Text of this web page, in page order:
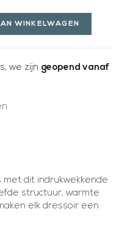
WINKELWAGEN
we zijn geopend vanaf
met dit indrukwekkende
structuur, warmte
elk dressoir een